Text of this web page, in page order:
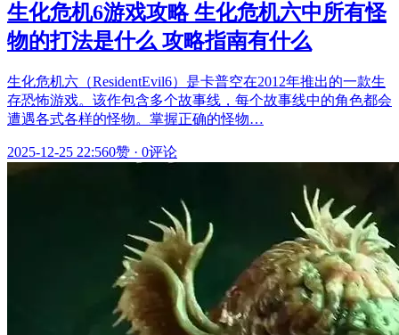
生化危机6游戏攻略 生化危机六中所有怪
物的打法是什么 攻略指南有什么
生化危机六（ResidentEvil6）是卡普空在2012年推出的一款生
存恐怖游戏。该作包含多个故事线，每个故事线中的角色都会
遭遇各式各样的怪物。掌握正确的怪物…
2025-12-25 22:560赞 · 0评论